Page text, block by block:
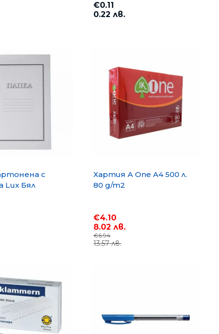
€0.11
0.22 лв.
с
Lux Бял
Хартия A One A4 500 л.
80 g/m2
€4.10
8.02 лв.
€6.94
13.57 лв.